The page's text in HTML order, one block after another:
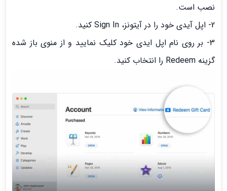
نصب است.
2- اپل آیدی خود را در آیتونز، Sign In کنید.
3- بر روی نام اپل ایدی خود کلیک نمایید و از منوی باز شده
گزینه Redeem را انتخاب کنید.